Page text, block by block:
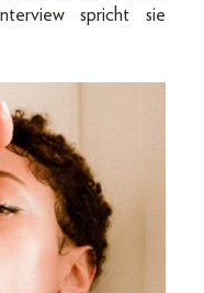
spricht sie